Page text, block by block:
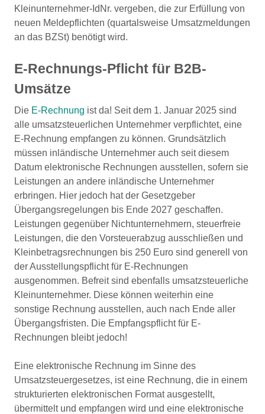
Kleinunternehmer-IdNr. vergeben, die zur Erfüllung von
neuen Meldepflichten (quartalsweise Umsatzmeldungen
an das BZSt) benötigt wird.
E-Rechnungs-Pflicht für B2B-
Umsätze
Die E-Rechnung ist da! Seit dem 1. Januar 2025 sind
alle umsatzsteuerlichen Unternehmer verpflichtet, eine
E-Rechnung empfangen zu können. Grundsätzlich
müssen inländische Unternehmer auch seit diesem
Datum elektronische Rechnungen ausstellen, sofern sie
Leistungen an andere inländische Unternehmer
erbringen. Hier jedoch hat der Gesetzgeber
Übergangsregelungen bis Ende 2027 geschaffen.
Leistungen gegenüber Nichtunternehmern, steuerfreie
Leistungen, die den Vorsteuerabzug ausschließen und
Kleinbetragsrechnungen bis 250 Euro sind generell von
der Ausstellungspflicht für E-Rechnungen
ausgenommen. Befreit sind ebenfalls umsatzsteuerliche
Kleinunternehmer. Diese können weiterhin eine
sonstige Rechnung ausstellen, auch nach Ende aller
Übergangsfristen. Die Empfangspflicht für E-
Rechnungen bleibt jedoch!
Eine elektronische Rechnung im Sinne des
Umsatzsteuergesetzes, ist eine Rechnung, die in einem
strukturierten elektronischen Format ausgestellt,
übermittelt und empfangen wird und eine elektronische